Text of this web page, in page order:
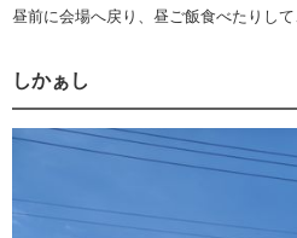
昼前に会場へ戻り、昼ご飯食べたりして
しかぁし